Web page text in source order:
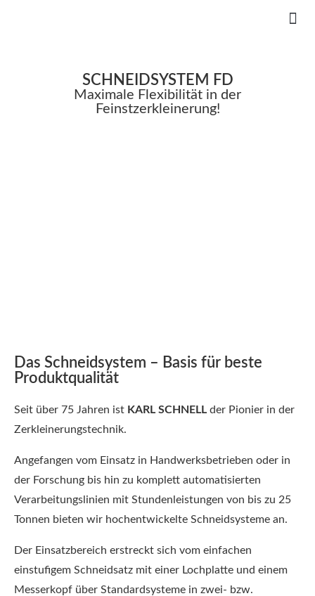
SCHNEIDSYSTEM FD
Maximale Flexibilität in der
Feinstzerkleinerung!
Das Schneidsystem – Basis für beste
Produktqualität
Seit über 75 Jahren ist KARL SCHNELL der Pionier in der
Zerkleinerungstechnik.
Angefangen vom Einsatz in Handwerksbetrieben oder in
der Forschung bis hin zu komplett automatisierten
Verarbeitungslinien mit Stundenleistungen von bis zu 25
Tonnen bieten wir hochentwickelte Schneidsysteme an.
Der Einsatzbereich erstreckt sich vom einfachen
einstufigem Schneidsatz mit einer Lochplatte und einem
Messerkopf über Standardsysteme in zwei- bzw.